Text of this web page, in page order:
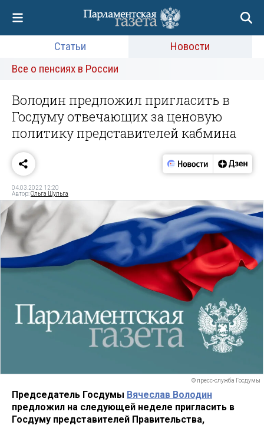
Статьи
Новости
Все о пенсиях в России
Володин предложил пригласить в
Госдуму отвечающих за ценовую
политику представителей кабмина
04.03.2022 12:20
Автор:Ольга Шульга
© пресс-служба Госдумы
Председатель Госдумы Вячеслав Володин
предложил на следующей неделе пригласить в
Госдуму представителей Правительства,